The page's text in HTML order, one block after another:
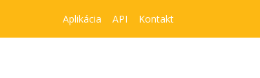
Aplikácia API Kontakt